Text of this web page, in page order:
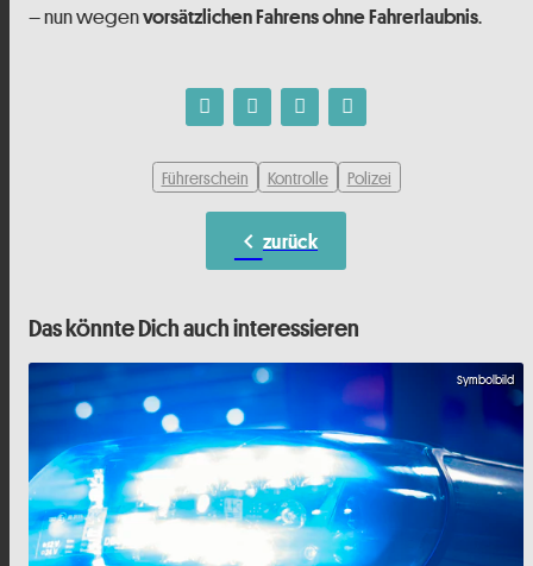
– nun wegenvorsätzlichen Fahrens ohne Fahrerlaubnis.
Führerschein Kontrolle Polizei
chevron_left zurück
Das könnte Dich auch interessieren
Symbolbild